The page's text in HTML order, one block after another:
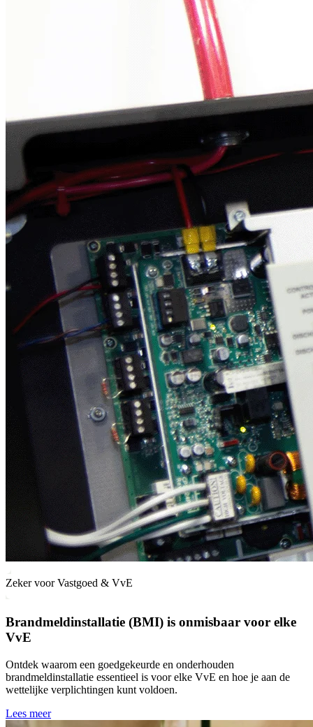
Zeker voor Vastgoed & VvE
Brandmeldinstallatie (BMI) is onmisbaar voor elke
VvE
Ontdek waarom een goedgekeurde en onderhouden
brandmeldinstallatie essentieel is voor elke VvE en hoe je aan de
wettelijke verplichtingen kunt voldoen.
Lees meer